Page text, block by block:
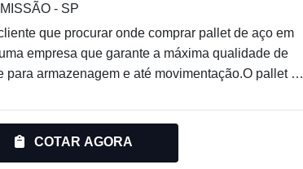
- SP
que procurar onde comprar pallet de aço em
empresa que garante a máxima qualidade de
para armazenagem e até movimentação.O pallet se
seu estoque, multiplicando sua capacidade de
área.Tal peças garantem uma segurança e
COTAR AGORA